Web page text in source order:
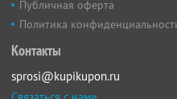
Публичная оферта
Политика
Контакты
sprosi@kupikupon.ru